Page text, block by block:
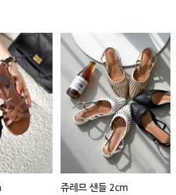
쥬레므 샌들 2cm